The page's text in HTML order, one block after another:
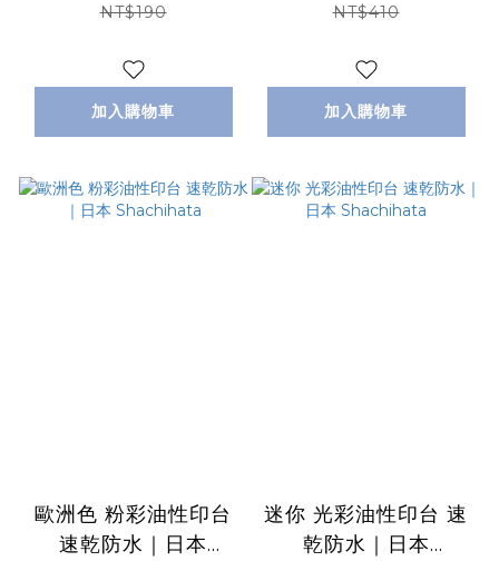
NT$190
加入購物車
NT$410
加入購物車
歐洲色 粉彩油性印台
速乾防水｜日本
迷你 光彩油性印台 速
乾防水｜日本